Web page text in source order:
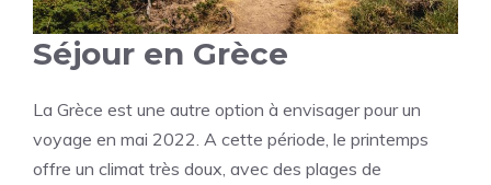
Séjour en Grèce
La Grèce est une autre option à envisager pour un
voyage en mai 2022. A cette période, le printemps
offre un climat très doux, avec des plages de